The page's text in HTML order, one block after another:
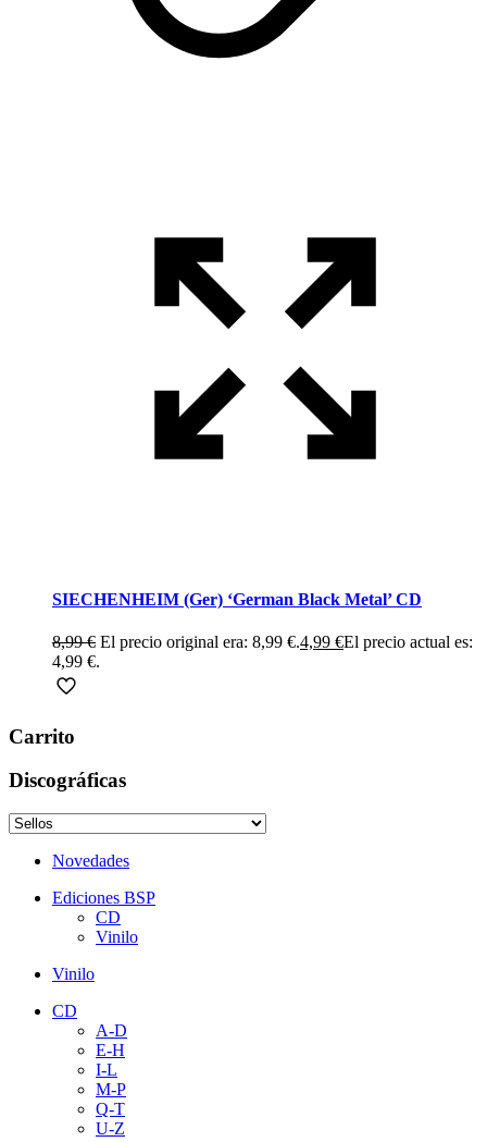
SIECHENHEIM (Ger) ‘German Black Metal’ CD
8,99€ El precio original era: 8,99 €.4,99 €El precio actual es:
4,99 €.
Carrito
Discográficas
Novedades
Ediciones BSP
CD
Vinilo
Vinilo
CD
A-D
E-H
I-L
M-P
Q-T
U-Z